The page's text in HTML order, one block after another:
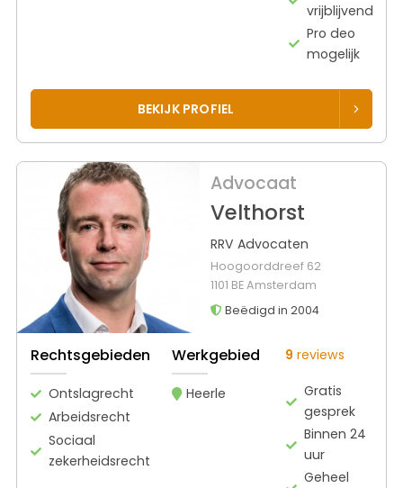
vrijblijvend
Pro deo
mogelijk
BEKIJK PROFIEL
Advocaat
Velthorst
RRV Advocaten
Hoogoorddreef 62
1101 BE Amsterdam
Beëdigd in 2004
Rechtsgebieden
Ontslagrecht
Arbeidsrecht
Sociaal
zekerheidsrecht
Werkgebied
Heerle
9 reviews
Gratis
gesprek
Binnen 24
uur
Geheel